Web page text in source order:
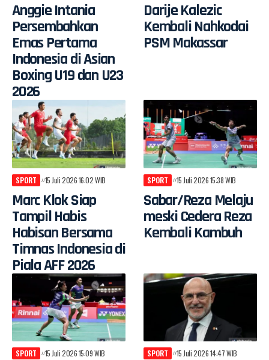
Anggie Intania
Persembahkan
Emas Pertama
Indonesia di Asian
Boxing U19 dan U23
2026
Darije Kalezic
Kembali Nahkodai
PSM Makassar
SPORT 15 Juli 2026 16:02 WIB
Marc Klok Siap
Tampil Habis
Habisan Bersama
Timnas Indonesia di
Piala AFF 2026
SPORT 15 Juli 2026 15:38 WIB
Sabar/Reza Melaju
meski Cedera Reza
Kembali Kambuh
SPORT 15 Juli 2026 15:09 WIB SPORT 15 Juli 2026 14:47 WIB